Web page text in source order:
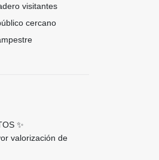
visitantes
cercano
✨
valorización de